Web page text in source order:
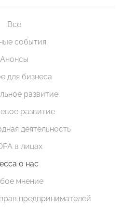
Все
события
Анонсы
для бизнеса
развитие
развитие
деятельность
в лицах
о нас
мнение
предпринимателей